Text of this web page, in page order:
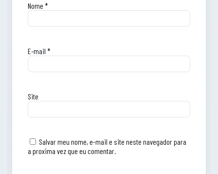
Nome *
E-mail *
Site
Salvar meu nome, e-mail e site neste navegador para
a proxima vez que eu comentar.